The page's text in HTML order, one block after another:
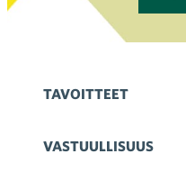
TAVOITTEET
VASTUULLISUUS